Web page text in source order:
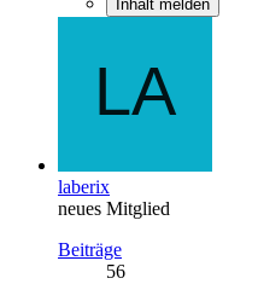
Inhalt melden
laberix
neues Mitglied
Beiträge
56